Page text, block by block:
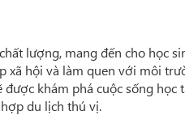
lượng, mang đến cho học
xã hội và làm quen với môi
được khám phá cuộc sống
du lịch thú vị.